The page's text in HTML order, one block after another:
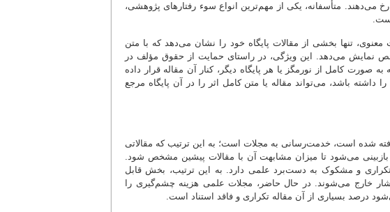
می‌دهند. متأسفانه، یکی از مهم‌ترین انواع سوء رفتارهای پژوهشی،
تنها بخشی از مقالات پایگاه خود را نشان می‌دهد که با متن
نمایش می‌دهد. این ویژگی، در راستای حمایت از حقوق مؤلف در
صورت کامل از نورمگز یا هر پایگاه دیگر، کنار آن مقاله قرار داده
داشته باشد، می‌تواند مقاله یا متن کامل اثر را در آن پایگاه مرجع
شده است، خدمت‌رسانی به مجلات است؛ به این ترتیب که مقالاتی
می‌شود تا میزان مشابهت آن با مقالات پیشین مشخص شود.
و مشکوک به دست‌برد علمی دارد. به این ترتیب، بخش قابل
خارج می‌شوند. در حال حاضر، مجلات علمی هزینه چشم‌گیری را
درصد بسیاری از آن مقاله تکراری و فاقد استناد است.